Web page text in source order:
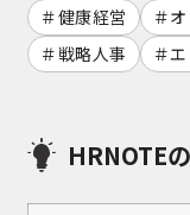
健康経営
戦略人事
HRNOTE